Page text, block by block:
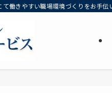
て働きやすい職場環境づくりをお手伝